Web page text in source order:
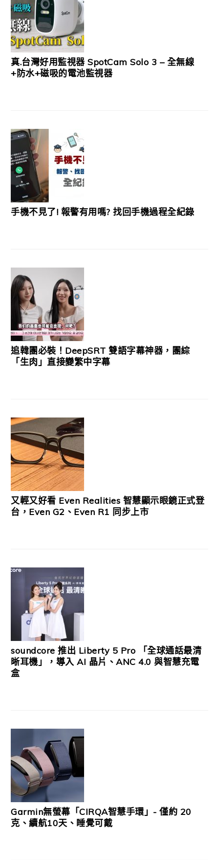
真.台灣好用監視器 SpotCam Solo 3 – 全無線
+防水+磁吸的電池監視器
手機不見了! 報警有用嗎? 找回手機過程全紀錄
追韓團必裝！DeepSRT 雙語字幕神器，團綜
「生肉」直接變繁中字幕
又輕又好看 Even Realities 智慧顯示眼鏡正式登
台，Even G2、Even R1 同步上市
soundcore 推出 Liberty 5 Pro 「全球通話最清
晰耳機」，導入 AI 晶片、ANC 4.0 與智慧充電
盒
Garmin無螢幕「CIRQA智慧手環」- 僅約 20
克、續航10天、睡覺可戴